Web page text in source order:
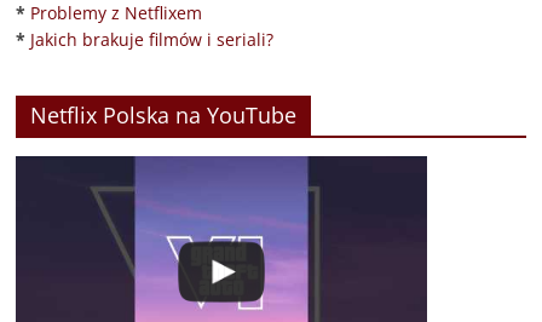
* Problemy z Netflixem
* Jakich brakuje filmów i seriali?
Netflix Polska na YouTube